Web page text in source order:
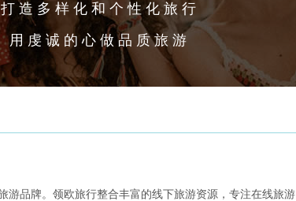
打造多样化和个性化旅行
用虔诚的心做品质旅游
游品牌。领欧旅行整合丰富的线下旅游资源，专注在线旅游